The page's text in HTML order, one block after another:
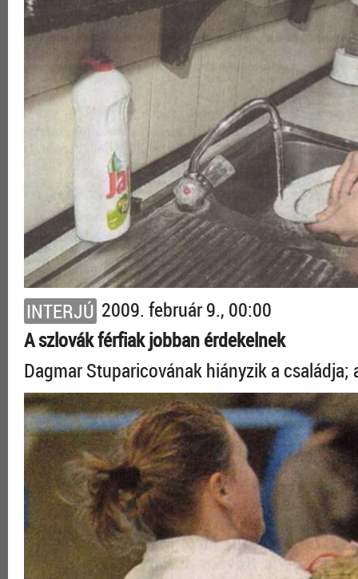
INTERJÚ 2009. február 9., 00:00
A szlovák férfiak jobban érdekelnek
Dagmar Stuparicovának hiányzik a